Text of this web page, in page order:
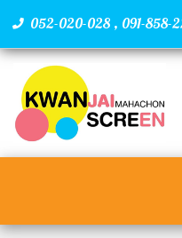
052-020-028 , 091-858-